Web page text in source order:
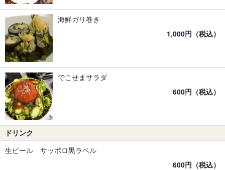
海鮮ガリ巻き
1,000円（税込）
でこせまサラダ
600円（税込）
ドリンク
生ビール サッポロ黒ラベル
600円（税込）